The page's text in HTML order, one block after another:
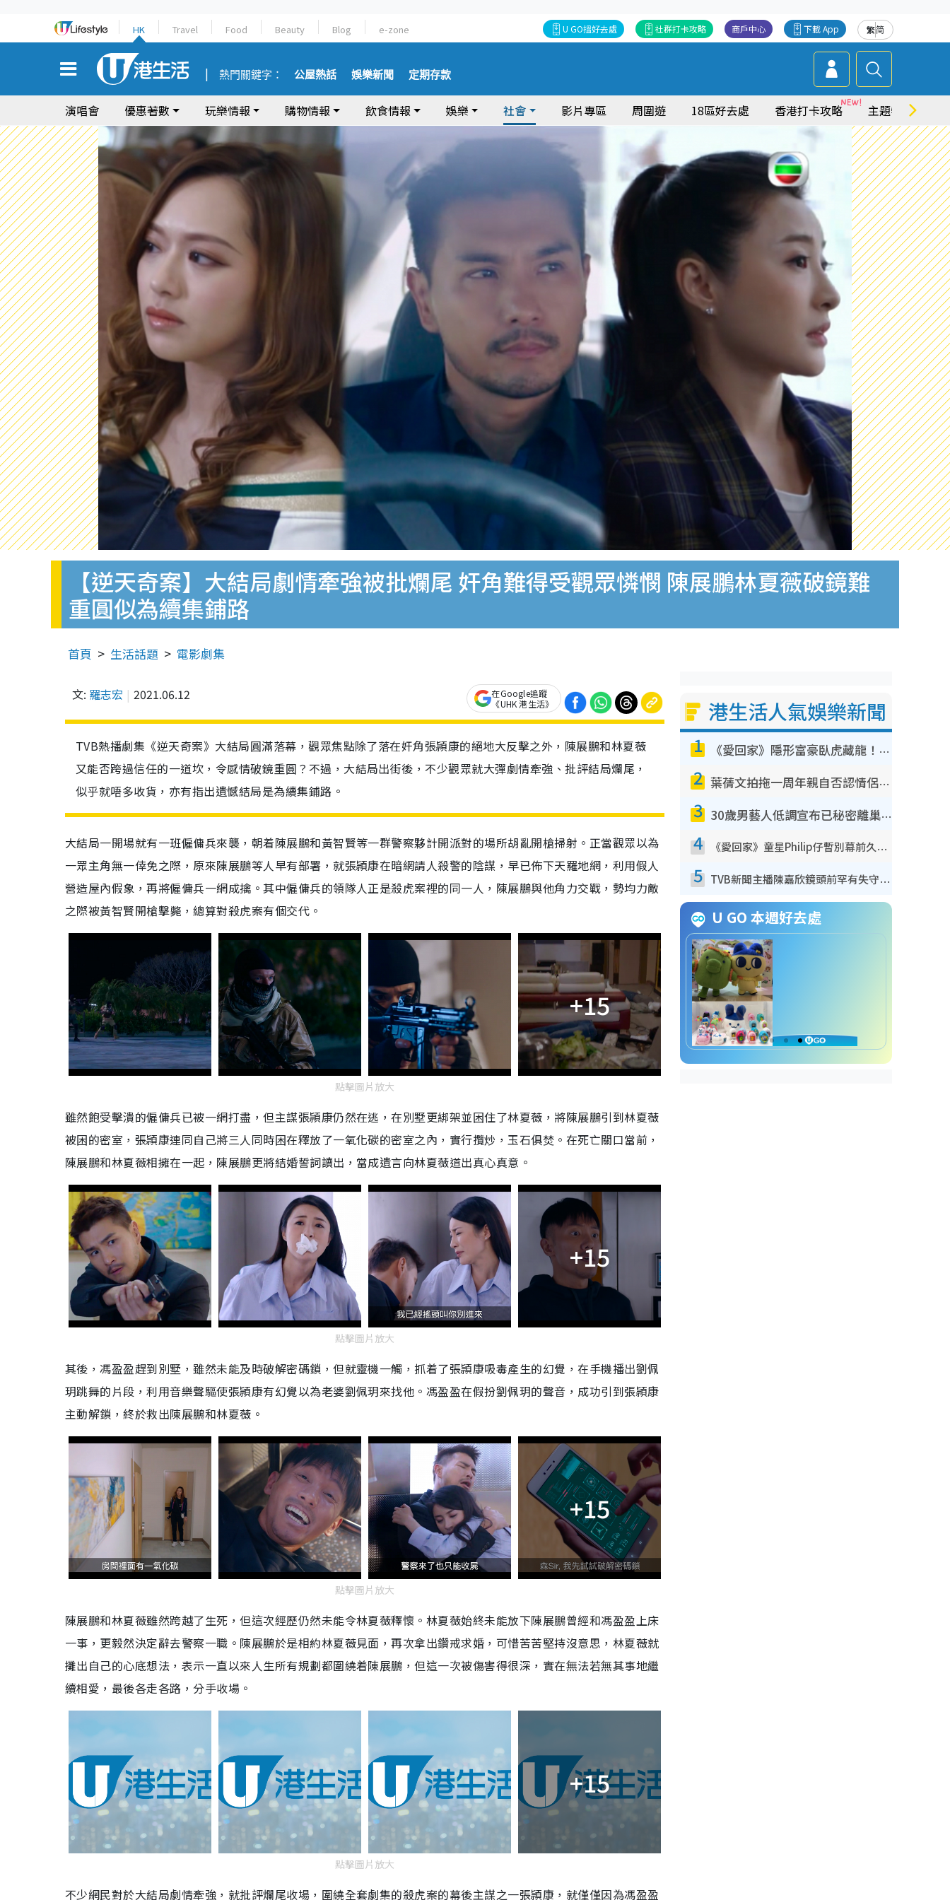
HK Travel Food Beauty Blog e-zone 繁简
下載 App
商戶中心
社群打卡攻略
U GO搵好去處
熱門關鍵字： 公屋熱話 娛樂新聞 定期存款
演唱會 優惠著數 玩樂情報 購物情報 飲食情報 娛樂 社會 影片專區 周圍遊 18區好去處 香港打卡攻略 主題特集
【逆天奇案】大結局劇情牽強被批爛尾 奸角難得受觀眾憐憫 陳展鵬林夏薇破鏡難
重圓似為續集鋪路
首頁 生活話題 電影劇集
文: 羅志宏 2021.06.12
在Google追蹤
《UHK 港生活》
TVB熱播劇集《逆天奇案》大結局圓滿落幕，觀眾焦點除了落在奸角張頴康的絕地大反擊之外，陳展鵬和林夏薇
又能否跨過信任的一道坎，令感情破鏡重圓？不過，大結局出街後，不少觀眾就大彈劇情牽強、批評結局爛尾，
似乎就唔多收貨，亦有指出遺憾結局是為續集鋪路。
大結局一開場就有一班僱傭兵來襲，朝着陳展鵬和黃智賢等一群警察夥計開派對的場所胡亂開槍掃射。正當觀眾以為
一眾主角無一倖免之際，原來陳展鵬等人早有部署，就張頴康在暗網請人殺警的陰謀，早已佈下天羅地網，利用假人
營造屋內假象，再將僱傭兵一網成擒。其中僱傭兵的領隊人正是殺虎案裡的同一人，陳展鵬與他角力交戰，勢均力敵
之際被黃智賢開槍擊斃，總算對殺虎案有個交代。
+15
點擊圖片放大
雖然飽受擊潰的僱傭兵已被一網打盡，但主謀張頴康仍然在逃，在別墅更綁架並困住了林夏薇，將陳展鵬引到林夏薇
被困的密室，張頴康連同自己將三人同時困在釋放了一氧化碳的密室之內，實行攬炒，玉石俱焚。在死亡關口當前，
陳展鵬和林夏薇相擁在一起，陳展鵬更將結婚誓詞讀出，當成遺言向林夏薇道出真心真意。
+15
點擊圖片放大
其後，馮盈盈趕到別墅，雖然未能及時破解密碼鎖，但就靈機一觸，抓着了張頴康吸毒產生的幻覺，在手機播出劉佩
玥跳舞的片段，利用音樂聲驅使張頴康有幻覺以為老婆劉佩玥來找他。馮盈盈在假扮劉佩玥的聲音，成功引到張頴康
主動解鎖，終於救出陳展鵬和林夏薇。
+15
點擊圖片放大
陳展鵬和林夏薇雖然跨越了生死，但這次經歷仍然未能令林夏薇釋懷。林夏薇始終未能放下陳展鵬曾經和馮盈盈上床
一事，更毅然決定辭去警察一職。陳展鵬於是相約林夏薇見面，再次拿出鑽戒求婚，可惜苦苦堅持沒意思，林夏薇就
攤出自己的心底想法，表示一直以來人生所有規劃都圍繞着陳展鵬，但這一次被傷害得很深，實在無法若無其事地繼
續相愛，最後各走各路，分手收場。
+15
點擊圖片放大
不少網民對於大結局劇情牽強，就批評爛尾收場，圍繞全套劇集的殺虎案的幕後主謀之一張頴康，就僅僅因為馮盈盈
港生活人氣娛樂新聞
1 《愛回家》隱形富豪臥虎藏龍！盤點12位財氣逼人的有錢藝人：呢位靚女3億身家唔憂做
2 葉蒨文拍拖一周年親自否認情侶關係？！被質疑感情造假竟稱GM「普通同事」
3 30歲男藝人低調宣布已秘密離巢！人氣急跌變失蹤人口︰「這幾年過得並不容易」
4 《愛回家》童星Philip仔暫別幕前久違現身！15歲近況暴風長高蛻變帥氣少男
5 TVB新聞主播陳嘉欣鏡頭前罕有失守！遭林超英一句說話突襲嚇親當場大笑
U GO 本週好去處